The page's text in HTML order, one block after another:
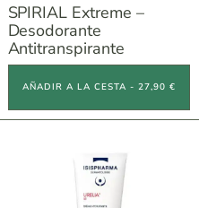
SPIRIAL Extreme –
Desodorante
Antitranspirante
AÑADIR A LA CESTA - 27,90 €